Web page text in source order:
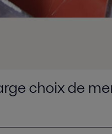
choix de